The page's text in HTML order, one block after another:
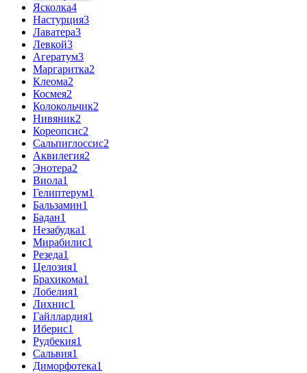
Ясколка4
Настурция3
Лаватера3
Левкой3
Агератум3
Маргаритка2
Клеома2
Космея2
Колокольчик2
Нивяник2
Кореопсис2
Сальпиглоссис2
Аквилегия2
Энотера2
Виола1
Гелиптерум1
Бальзамин1
Бадан1
Незабудка1
Мирабилис1
Резеда1
Целозия1
Брахикома1
Лобелия1
Лихнис1
Гайллардия1
Иберис1
Рудбекия1
Сальвия1
Диморфотека1